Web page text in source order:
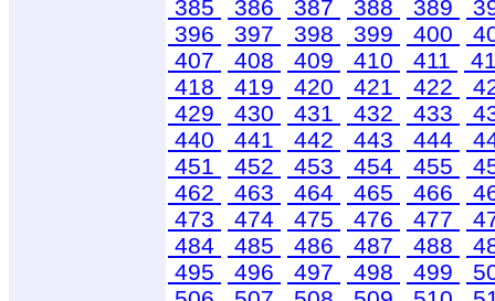
385
386 387 388 389
396
397 398 399 400
407
408 409 410 411
418
419 420 421 422
429
430 431 432 433
440
441 442 443 444
451
452 453 454 455
462
463 464 465 466
473
474 475 476 477
484
485 486 487 488
495
496 497 498 499